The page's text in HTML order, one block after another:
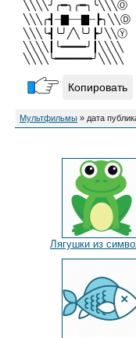
╲╲╲╲╯╭━╮╭━╮╰╲╲╲Ⓞ
╲╲╲╭┫┈▇┈┈▇┈┣╮╲╲Ⓓ
╲╲╲╰┫╰╯╱╲╰╯┣╯╲╲Ⓨ
╲╲╲╲┃╰━━━━╯┃╲╲╲╲
╲╲╲╲╰━━━━━━╯╲╲╲╲
Копировать
Мультфильмы » дата
Лягушки из